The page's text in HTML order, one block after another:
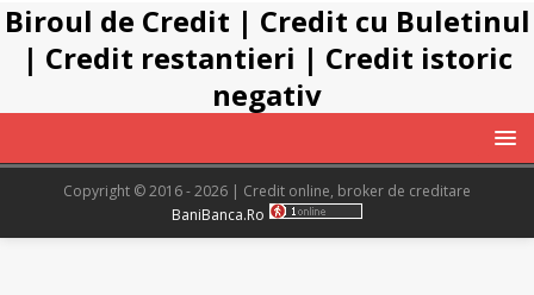
Biroul de Credit | Credit cu Buletinul
| Credit restantieri | Credit istoric
negativ
Copyright © 2016 - 2026 | Credit online, broker de creditare
BaniBanca.Ro